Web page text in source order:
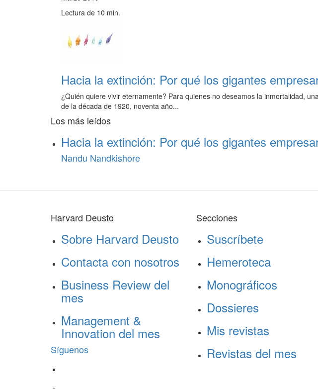
Lectura de 10 min.
Hacia la extinción: Por qué los gigantes
¿Quién quiere vivir eternamente? Para quienes no deseamos la inmortalidad,
de la década de 1920, noventa año...
Los más leídos
Hacia la extinción: Por qué los gigantes
Nandu Nandkishore
Harvard Deusto
Sobre Harvard Deusto
Contacta con nosotros
Business Review del
mes
Management &
Innovation del mes
Síguenos
Secciones
Suscríbete
Hemeroteca
Monográficos
Dossieres
Mis revistas
Revistas del mes